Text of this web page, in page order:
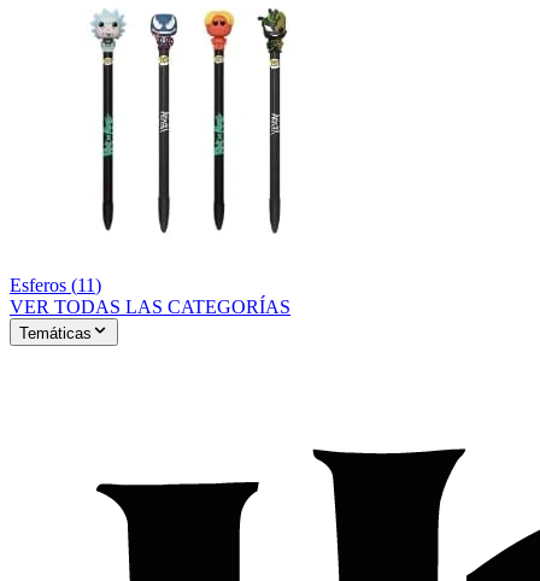
Esferos (11)
VER TODAS LAS CATEGORÍAS
Temáticas